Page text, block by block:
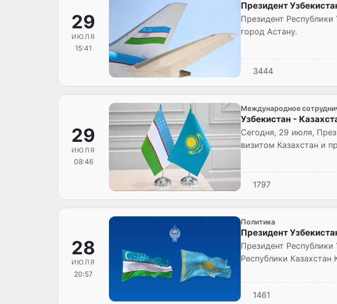
29
ИЮЛЯ
15:41
Президент
Президент
город Астану.
3444
29
ИЮЛЯ
08:46
Международное
Узбекистан -
Сегодня, 29 июля,
визитом Казахстан и
1797
28
ИЮЛЯ
20:57
Политика
Президент
Президент
Республики
1461